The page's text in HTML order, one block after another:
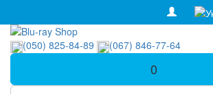
(050) 825-84-89 (067) 846-77-64
0